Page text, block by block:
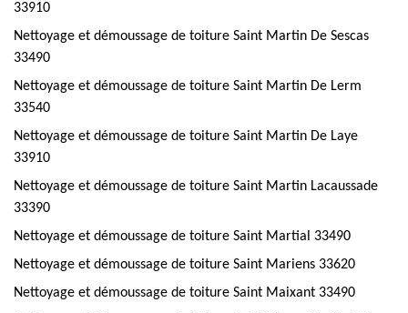
33910
Nettoyage et démoussage de toiture Saint Martin De Sescas
33490
Nettoyage et démoussage de toiture Saint Martin De Lerm
33540
Nettoyage et démoussage de toiture Saint Martin De Laye
33910
Nettoyage et démoussage de toiture Saint Martin Lacaussade
33390
Nettoyage et démoussage de toiture Saint Martial 33490
Nettoyage et démoussage de toiture Saint Mariens 33620
Nettoyage et démoussage de toiture Saint Maixant 33490